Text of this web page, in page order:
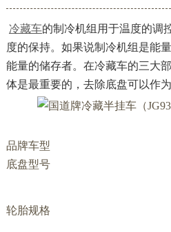
冷藏车的制冷机组用于温度的调
度的保持。如果说制冷机组是能
能量的储存者。在冷藏车的三大
体是最重要的，去除底盘可以作
品牌车型
底盘型号
轮胎规格